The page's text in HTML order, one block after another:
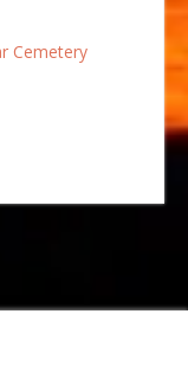
Cemetery